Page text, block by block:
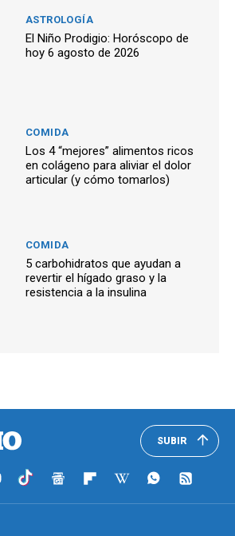
ASTROLOGÍA
El Niño Prodigio: Horóscopo de
hoy 6 agosto de 2026
COMIDA
Los 4 “mejores” alimentos ricos
en colágeno para aliviar el dolor
articular (y cómo tomarlos)
COMIDA
5 carbohidratos que ayudan a
revertir el hígado graso y la
resistencia a la insulina
SUBIR